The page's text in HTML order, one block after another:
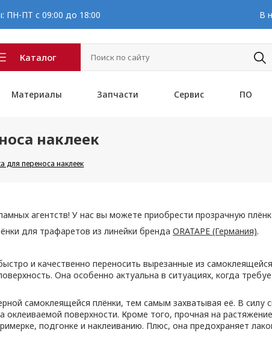
ПН-ПТ с 09:00 до 18:00 В
Каталог
Материалы Запчасти Сервис ПО
наклеек
для переноса наклеек
агентств! У нас вы можете приобрести прозрачную
для трафаретов из линейки брендаORATAPE (Германия).
и качественно переносить вырезанные из
Она особенно актуальна в ситуациях, когда
самоклеящейся плёнки, тем самым захватывая её. В
поверхности. Кроме того, прочная на
подгонке и наклеиванию. Плюс, она предохраняет